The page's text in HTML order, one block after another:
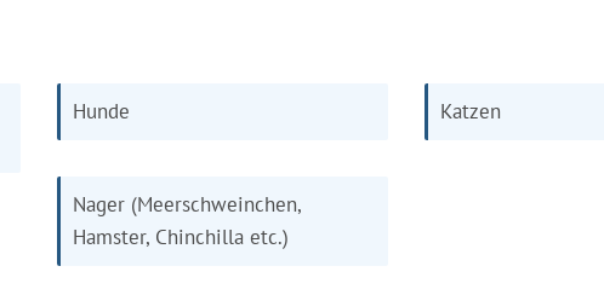
Hunde Katzen
Nager (Meerschweinchen,
Hamster, Chinchilla etc.)